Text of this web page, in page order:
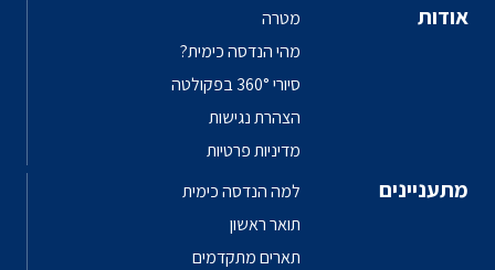
אודות
מטרה
מהי הנדסה כימית?
סיורי 360° בפקולטה
הצהרת נגישות
מדיניות פרטיות
מתעניינים
למה הנדסה כימית
תואר ראשון
תארים מתקדמים